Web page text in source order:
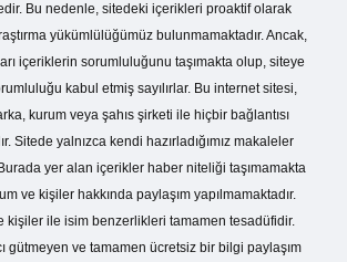
Bu nedenle, sitedeki içerikleri proaktif olarak
yükümlülüğümüz bulunmamaktadır. Ancak,
içeriklerin sorumluluğunu taşımakta olup, siteye
kabul etmiş sayılırlar. Bu internet sitesi,
kurum veya şahıs şirketi ile hiçbir bağlantısı
Sitede yalnızca kendi hazırladığımız makaleler
yer alan içerikler haber niteliği taşımamakta
ve kişiler hakkında paylaşım yapılmamaktadır.
kişiler ile isim benzerlikleri tamamen tesadüfidir.
gütmeyen ve tamamen ücretsiz bir bilgi paylaşım